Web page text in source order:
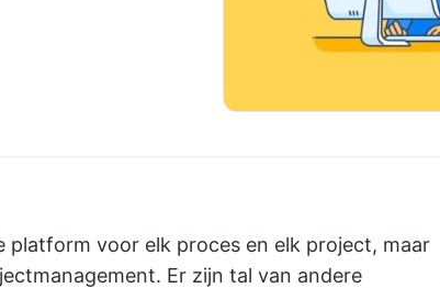
voor elk proces en elk project, maar
Er zijn tal van andere